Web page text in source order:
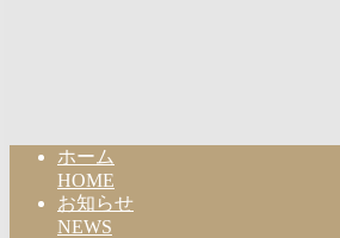
ホーム
HOME
お知らせ
NEWS